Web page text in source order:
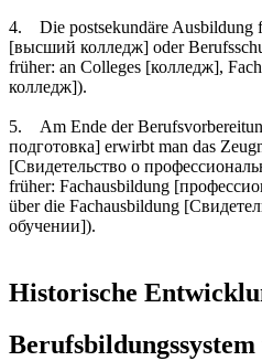
4. Die postsekundäre Ausbildung
[высший колледж] oder
früher: an Colleges [колледж],
колледж]).
5. Am Ende der
подготовка] erwirbt man das
[Свидетельство о
früher: Fachausbildung
über die Fachausbildung
обучении]).
Historische
Berufsbildungssystem